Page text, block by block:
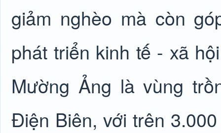
giảm nghèo mà còn
phát triển kinh tế - xã
Mường Ảng là vùng
Điện Biên, với trên